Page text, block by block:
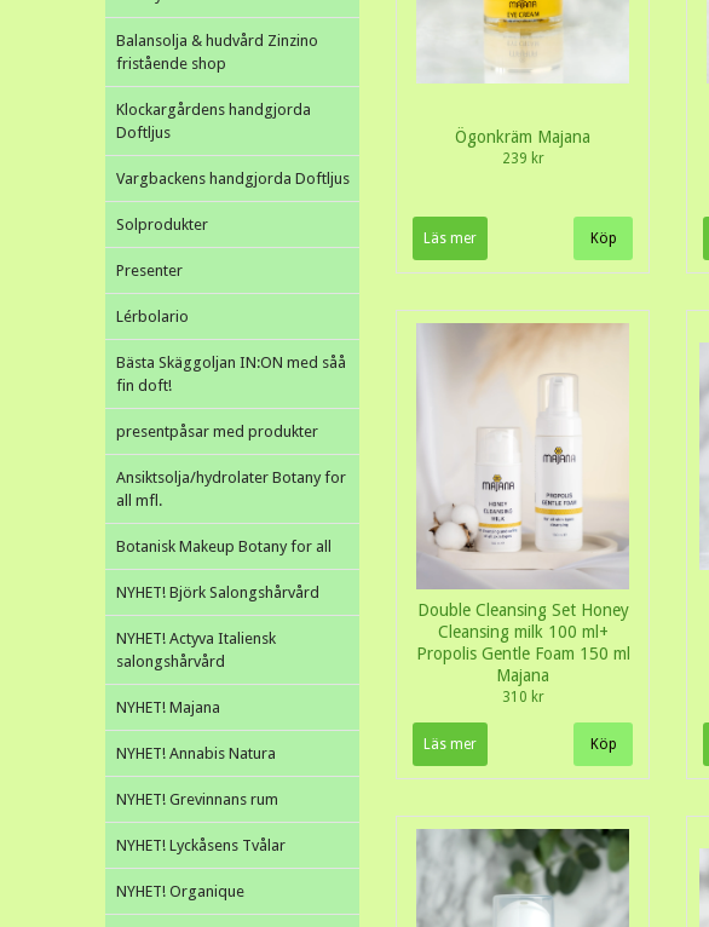
Balansolja & hudvård Zinzino
fristående shop
Klockargårdens handgjorda
Doftljus
Vargbackens handgjorda Doftljus
Solprodukter
Presenter
Lérbolario
Bästa Skäggoljan IN:ON med såå
fin doft!
presentpåsar med produkter
Ansiktsolja/hydrolater Botany for
all mfl.
Botanisk Makeup Botany for all
NYHET! Björk Salongshårvård
NYHET! Actyva Italiensk
salongshårvård
NYHET! Majana
NYHET! Annabis Natura
NYHET! Grevinnans rum
NYHET! Lyckåsens Tvålar
NYHET! Organique
Ögonkräm Majana
239 kr
Läs mer
Double Cleansing Set Honey
Cleansing milk 100 ml+
Propolis Gentle Foam 150 ml
Majana
310 kr
Läs mer